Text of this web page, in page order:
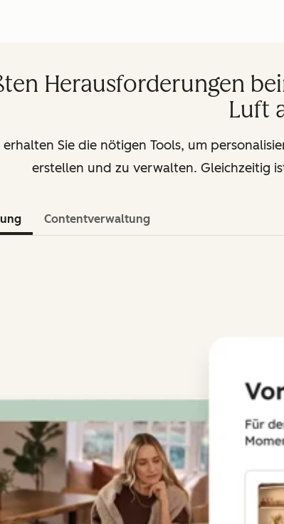
Herausforderungen
Luft
Sie die nötigen Tools, um
erstellen und zu verwalten. Gleichzeitig
Contentverwaltung